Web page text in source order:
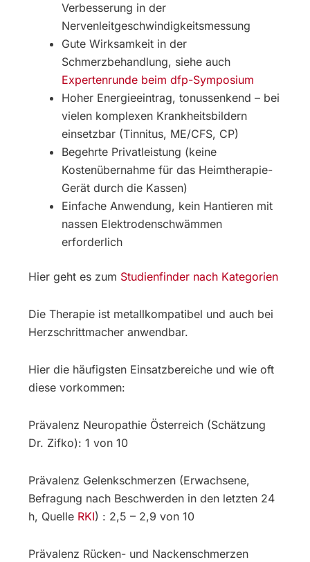
Verbesserung in der
Nervenleitgeschwindigkeitsmessung
Gute Wirksamkeit in der
Schmerzbehandlung, siehe auch
Expertenrunde beim dfp-Symposium
Hoher Energieeintrag, tonussenkend – bei
vielen komplexen Krankheitsbildern
einsetzbar (Tinnitus, ME/CFS, CP)
Begehrte Privatleistung (keine
Kostenübernahme für das Heimtherapie-
Gerät durch die Kassen)
Einfache Anwendung, kein Hantieren mit
nassen Elektrodenschwämmen
erforderlich
Hier geht es zum Studienfinder nach Kategorien
Die Therapie ist metallkompatibel und auch bei
Herzschrittmacher anwendbar.
Hier die häufigsten Einsatzbereiche und wie oft
diese vorkommen:
Prävalenz Neuropathie Österreich (Schätzung
Dr. Zifko): 1 von 10
Prävalenz Gelenkschmerzen (Erwachsene,
Befragung nach Beschwerden in den letzten 24
h, Quelle RKI) : 2,5 – 2,9 von 10
Prävalenz Rücken- und Nackenschmerzen